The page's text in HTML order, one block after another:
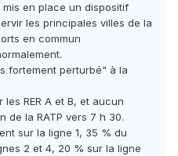
mis en place un dispositif
les principales villes de la
en commun
fortement perturbé" à la
RER A et B, et aucun
de la RATP vers 7 h 30.
sur la ligne 1, 35 % du
2 et 4, 20 % sur la ligne